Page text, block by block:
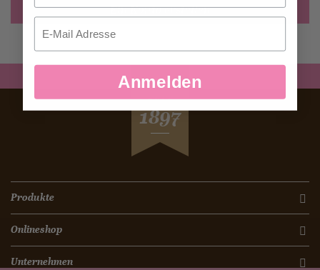
Ein Konto erstellen
SEIT
1897
Produkte
Onlineshop
Unternehmen
Email
Anmelden